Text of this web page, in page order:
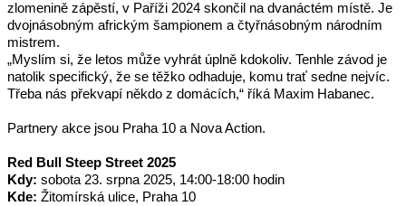
zlomenině zápěstí, v Paříži 2024 skončil na dvanáctém místě. Je
dvojnásobným africkým šampionem a čtyřnásobným národním
mistrem.
„Myslím si, že letos může vyhrát úplně kdokoliv. Tenhle závod je
natolik specifický, že se těžko odhaduje, komu trať sedne nejvíc.
Třeba nás překvapí někdo z domácích,“ říká Maxim Habanec.
Partnery akce jsou Praha 10 a Nova Action.
Red Bull Steep Street 2025
Kdy: sobota 23. srpna 2025, 14:00-18:00 hodin
Kde: Žitomírská ulice, Praha 10